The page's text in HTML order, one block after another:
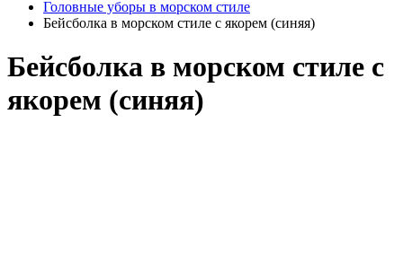
Головные уборы в морском стиле
Бейсболка в морском стиле с якорем (синяя)
Бейсболка в морском стиле с
якорем (синяя)